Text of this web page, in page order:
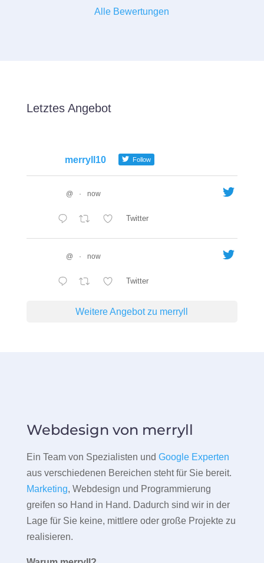
Alle Bewertungen
Letztes Angebot
merryll10 Follow
@ · now
Twitter
@ · now
Twitter
Weitere Angebot zu merryll
Webdesign von merryll
Ein Team von Spezialisten und Google Experten
aus verschiedenen Bereichen steht für Sie bereit.
Marketing, Webdesign und Programmierung
greifen so Hand in Hand. Dadurch sind wir in der
Lage für Sie keine, mittlere oder große Projekte zu
realisieren.